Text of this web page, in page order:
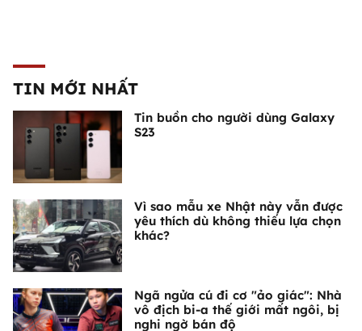
TIN MỚI NHẤT
Tin buồn cho người dùng Galaxy
S23
Vì sao mẫu xe Nhật này vẫn được
yêu thích dù không thiếu lựa chọn
khác?
Ngã ngửa cú đi cơ "ảo giác": Nhà
vô địch bi-a thế giới mất ngôi, bị
nghi ngờ bán độ